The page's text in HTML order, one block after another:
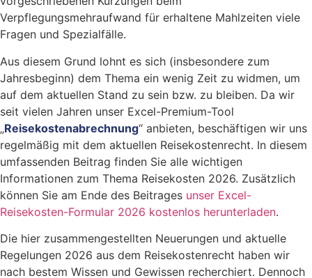
Verpflegungsmehraufwand für erhaltene Mahlzeiten viele
Fragen und Spezialfälle.
Aus diesem Grund lohnt es sich (insbesondere zum
Jahresbeginn) dem Thema ein wenig Zeit zu widmen, um
auf dem aktuellen Stand zu sein bzw. zu bleiben. Da wir
seit vielen Jahren unser Excel-Premium-Tool
„Reisekostenabrechnung“ anbieten, beschäftigen wir uns
regelmäßig mit dem aktuellen Reisekostenrecht. In diesem
umfassenden Beitrag finden Sie alle wichtigen
Informationen zum Thema Reisekosten 2026. Zusätzlich
können Sie am Ende des Beitrages unser Excel-
Reisekosten-Formular 2026 kostenlos herunterladen.
Die hier zusammengestellten Neuerungen und aktuelle
Regelungen 2026 aus dem Reisekostenrecht haben wir
nach bestem Wissen und Gewissen recherchiert. Dennoch